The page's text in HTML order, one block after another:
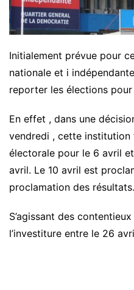
Initialement prévue pour
nationale et i
reporter les élections
En effet , dans une
vendredi , cette
électorale pour le 6 avril
avril. Le 10 avril est
proclamation des résultats.
S’agissant des
l’investiture entre le 26